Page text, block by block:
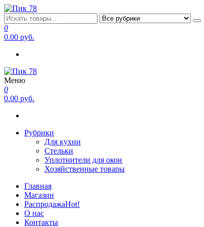
Перейти
к
содержимому
Пик 78
Производитель в Санкт-Петербурге
0
0.00 руб.
Пик 78
Производитель в Санкт-Петербурге
Меню
0
0.00 руб.
Рубрики
Для кухни
Стельки
Уплотнители для окон
Хозяйственные товары
Главная
Магазин
РаспродажаHot!
О нас
Контакты